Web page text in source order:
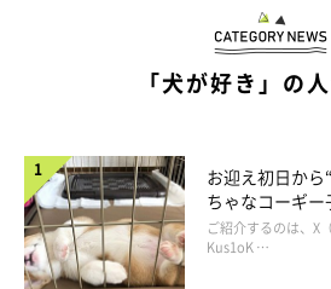
「犬が好き」の
お迎え初日から
ちゃなコーギ
コ“コーギース
長！
ご紹介するのは、X
Kus1oK …